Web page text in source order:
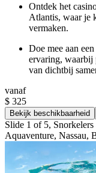
Ontdek het
Atlantis, waar je
vermaken.
Doe mee aan
ervaring, waarbij
van dichtbij
vanaf
$ 325
Bekijk beschikbaarheid
Slide 1 of 5,
Aquaventure, Nassau,